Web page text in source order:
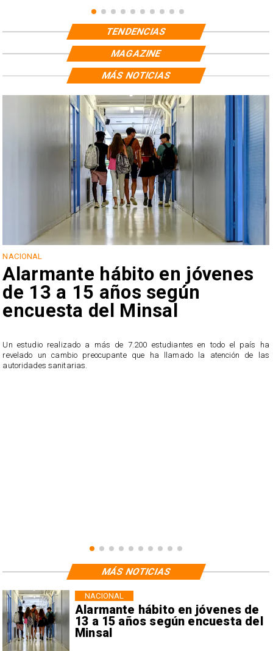
TENDENCIAS
MAGAZINE
NACIONAL
Alarmante hábito en jóvenes
de 13 a 15 años según
encuesta del Minsal
Un estudio realizado a más de 7.200 estudiantes en todo el país ha
revelado un cambio preocupante que ha llamado la atención de las
autoridades sanitarias.
MÁS NOTICIAS
Alarmante hábito en jóvenes de
13 a 15 años según encuesta del
Minsal
NACIONAL
MÁS NOTICIAS